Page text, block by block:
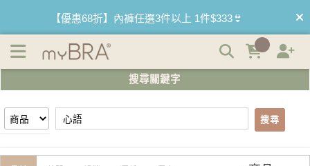
【買內衣免運費】台灣滿1200運費0元🚛
【首購優惠】新客最高可折$150再免運❗
【夏日滿額贈】把衣物壓縮收納袋回家 🌞
【父親節快樂】男內褲5件$999🧔
搜尋關鍵字
搜尋